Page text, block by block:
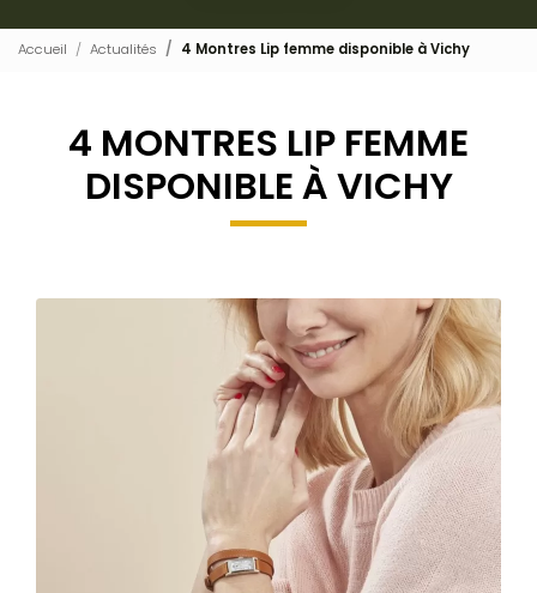
Accueil Actualités 4 Montres Lip femme disponible à Vichy
4 MONTRES LIP FEMME
DISPONIBLE À VICHY